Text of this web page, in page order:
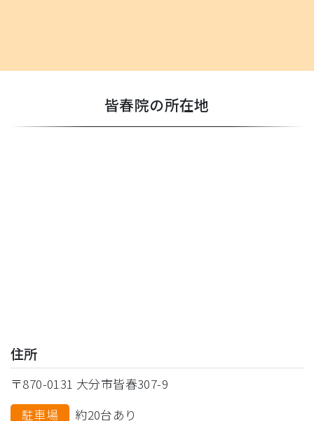
皆春院の所在地
住所
〒870-0131 大分市皆春307-9
駐車場
約20台あり